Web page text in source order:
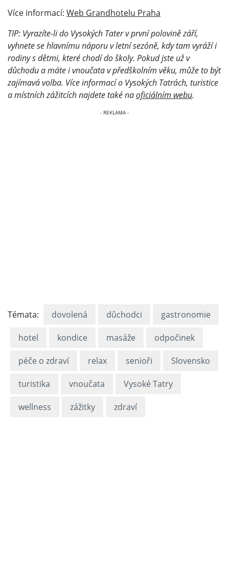
Více informací: Web Grandhotelu Praha
TIP: Vyrazíte-li do Vysokých Tater v první polovině září,
vyhnete se hlavnímu náporu v letní sezóně, kdy tam vyráží i
rodiny s dětmi, které chodí do školy. Pokud jste už v
důchodu a máte i vnoučata v předškolním věku, může to být
zajímavá volba. Více informací o Vysokých Tatrách, turistice
a místních zážitcích najdete také naoficiálním webu.
Témata: dovolená důchodci gastronomie
hotel kondice masáže odpočinek
péče o zdraví relax senioři Slovensko
turistika vnoučata Vysoké Tatry
wellness zážitky zdraví